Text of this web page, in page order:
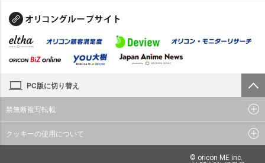
PC版に切り替え
禁無断複写転載
クッキーの使用について
© oricon ME inc.